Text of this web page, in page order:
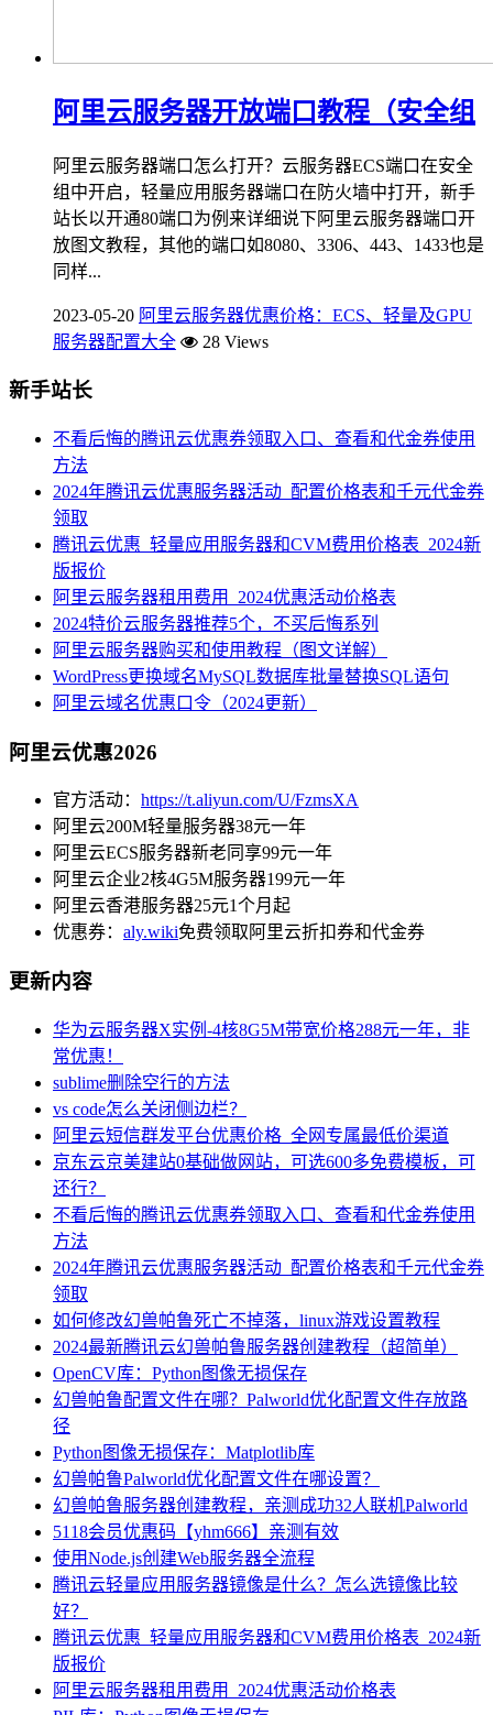
阿里云服务器开放端口教程（安全组
阿里云服务器端口怎么打开？云服务器ECS端口在安全
组中开启，轻量应用服务器端口在防火墙中打开，新手
站长以开通80端口为例来详细说下阿里云服务器端口开
放图文教程，其他的端口如8080、3306、443、1433也是
同样...
2023-05-20 阿里云服务器优惠价格：ECS、轻量及GPU
服务器配置大全
28 Views
新手站长
不看后悔的腾讯云优惠券领取入口、查看和代金券使用
方法
2024年腾讯云优惠服务器活动_配置价格表和千元代金券
领取
腾讯云优惠_轻量应用服务器和CVM费用价格表_2024新
版报价
阿里云服务器租用费用_2024优惠活动价格表
2024特价云服务器推荐5个，不买后悔系列
阿里云服务器购买和使用教程（图文详解）
WordPress更换域名MySQL数据库批量替换SQL语句
阿里云域名优惠口令（2024更新）
阿里云优惠2026
官方活动： https://t.aliyun.com/U/FzmsXA
阿里云200M轻量服务器38元一年
阿里云ECS服务器新老同享99元一年
阿里云企业2核4G5M服务器199元一年
阿里云香港服务器25元1个月起
优惠券： aly.wiki免费领取阿里云折扣券和代金券
更新内容
华为云服务器X实例-4核8G5M带宽价格288元一年，非
常优惠！
sublime删除空行的方法
vs code怎么关闭侧边栏？
阿里云短信群发平台优惠价格_全网专属最低价渠道
京东云京美建站0基础做网站，可选600多免费模板，可
还行？
不看后悔的腾讯云优惠券领取入口、查看和代金券使用
方法
2024年腾讯云优惠服务器活动_配置价格表和千元代金券
领取
如何修改幻兽帕鲁死亡不掉落，linux游戏设置教程
2024最新腾讯云幻兽帕鲁服务器创建教程（超简单）
OpenCV库：Python图像无损保存
幻兽帕鲁配置文件在哪？Palworld优化配置文件存放路
径
Python图像无损保存：Matplotlib库
幻兽帕鲁Palworld优化配置文件在哪设置？
幻兽帕鲁服务器创建教程，亲测成功32人联机Palworld
5118会员优惠码【yhm666】亲测有效
使用Node.js创建Web服务器全流程
腾讯云轻量应用服务器镜像是什么？怎么选镜像比较
好？
腾讯云优惠_轻量应用服务器和CVM费用价格表_2024新
版报价
阿里云服务器租用费用_2024优惠活动价格表